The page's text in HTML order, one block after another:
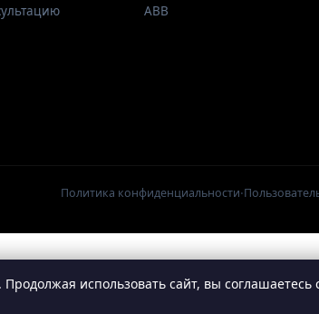
ABB
Политика конфиденциальности·
использовать сайт, вы соглашаетесь